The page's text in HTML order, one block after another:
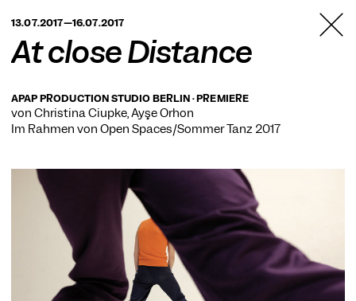
BERLIN
13.07.2017—16.07.2017
At close Distance
APAP PRODUCTION STUDIO BERLIN · PREMIERE
von Christina Ciupke, Ayşe Orhon
Im Rahmen von Open Spaces/Sommer Tanz 2017